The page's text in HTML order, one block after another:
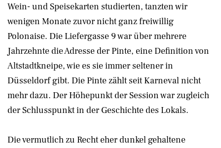
Wein- und Speisekarten studierten, tanzten wir
wenigen Monate zuvor nicht ganz freiwillig
Polonaise. Die Liefergasse 9 war über mehrere
Jahrzehnte die Adresse der Pinte, eine Definition von
Altstadtkneipe, wie es sie immer seltener in
Düsseldorf gibt. Die Pinte zählt seit Karneval nicht
mehr dazu. Der Höhepunkt der Session war zugleich
der Schlusspunkt in der Geschichte des Lokals.
Die vermutlich zu Recht eher dunkel gehaltene